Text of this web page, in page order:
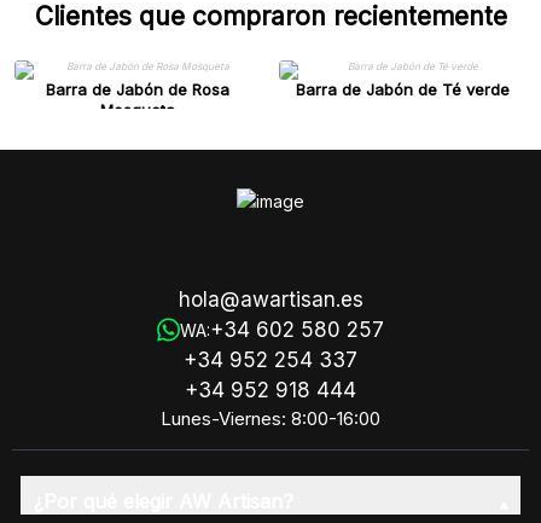
Clientes que compraron recientemente
Barra de Jabón de Rosa
Mosqueta
Barra de Jabón de Té verde
hola@awartisan.es
WA:+34 602 580 257
+34 952 254 337
+34 952 918 444
Lunes-Viernes: 8:00-16:00